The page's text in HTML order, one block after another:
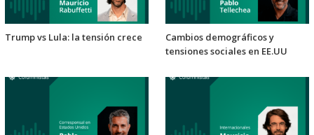
Trump vs Lula: la tensión crece
Cambios demográficos y
tensiones sociales en EE.UU